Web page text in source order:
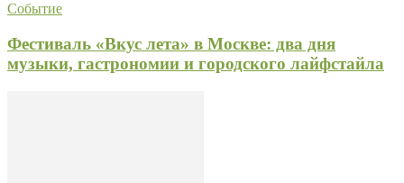
Событие
Фестиваль «Вкус лета» в Москве: два дня
музыки, гастрономии и городского лайфстайла